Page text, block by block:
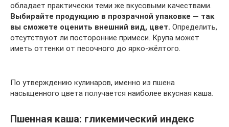
обладает практически теми же вкусовыми качествами.
Выбирайте продукцию в прозрачной упаковке — так
вы сможете оценить внешний вид, цвет. Определить,
отсутствуют ли посторонние примеси. Крупа может
иметь оттенки от песочного до ярко-жёлтого.
По утверждению кулинаров, именно из пшена
насыщенного цвета получается наиболее вкусная каша.
Пшенная каша: гликемический индекс